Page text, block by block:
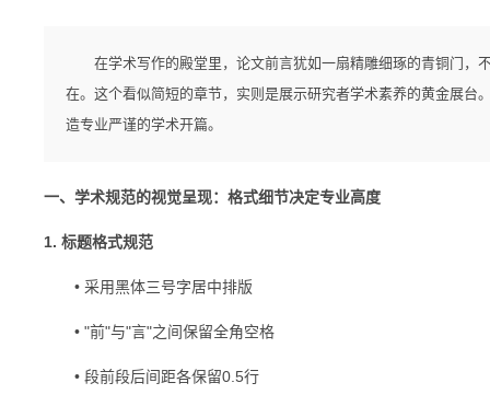
在学术写作的殿堂里，论文前言犹如一扇精雕细琢的青铜门，
在。这个看似简短的章节，实则是展示研究者学术素养的黄金展
造专业严谨的学术开篇。
一、学术规范的视觉呈现：格式细节决定专业高度
1. 标题格式规范
• 采用黑体三号字居中排版
• "前"与"言"之间保留全角空格
• 段前段后间距各保留0.5行